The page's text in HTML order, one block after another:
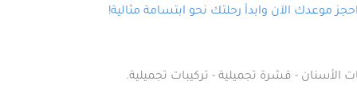
موعدك الآن وابدأ رحلتك نحو ابتسامة مثالية!
الأسنان - قشرة تجميلية - تركيبات تجميلية.